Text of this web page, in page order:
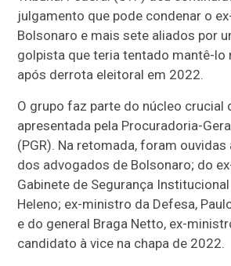
julgamento que pode condenar o
Bolsonaro e mais sete aliados por
golpista que teria tentado mantê-lo
após derrota eleitoral em 2022.
O grupo faz parte do núcleo crucial
apresentada pela Procuradoria-
(PGR). Na retomada, foram
dos advogados de Bolsonaro; do
Gabinete de Segurança
Heleno; ex-ministro da Defesa,
e do general Braga Netto, ex-
candidato à vice na chapa de 2022.